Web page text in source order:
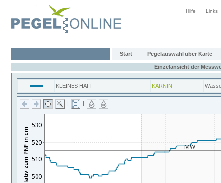
Hilfe Links
Start Pegelauswahl über Karte
Einzelansicht der
KLEINES HAFF KARNIN
| |